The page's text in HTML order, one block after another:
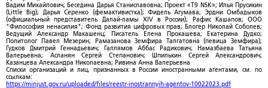
Вадим Михайлович; Беседина Дарья Станиславовна; Проект «T9 NSK»; Илья Прусикин
(Little Big); Дарья Серенко (фемактивистка); Фидель Агумава; Эрдни Омбадыков
(официальный представитель Далай-ламы XIV в России); Рафис Кашапов; ООО
"Философия ненасилия"; Фонд развития цифровых прав; Блогер Николай Соболев;
Ведущий Александр Макашенц; Писатель Елена Прокашева; Екатерина Дудко;
Политолог Павел Мезерин; Рамазанова Земфира Талгатовна (певица Земфира);
Гудков Дмитрий Геннадьевич; Галлямов Аббас Радикович; Намазбаева Татьяна
Валерьевна; Асланян Сергей Степанович; Шпилькин Сергей Александрович;
Казанцева Александра Николаевна; Ривина Анна Валерьевна
Списки организаций и лиц, признанных в России иностранными агентами, см. по
ссылкам:
https://minjust.gov.ru/uploaded/files/reestr-inostrannyih-agentov-10022023.pdf